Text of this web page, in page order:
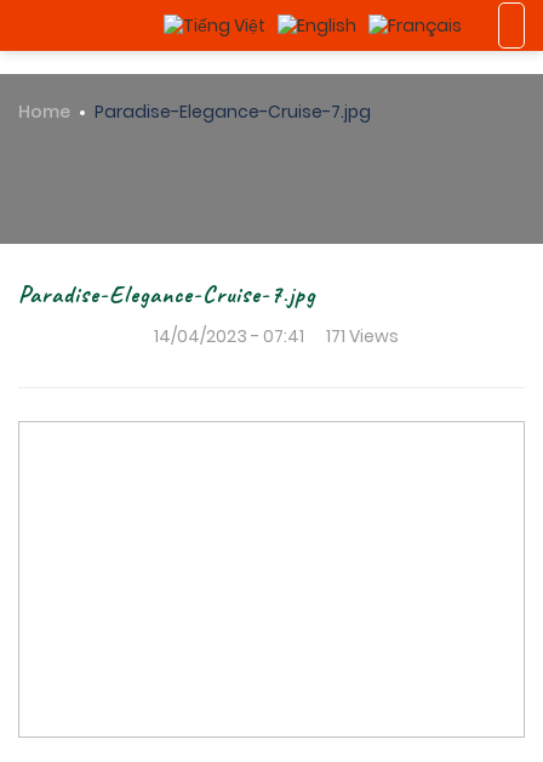
Home Paradise-Elegance-Cruise-7.jpg
Paradise-Elegance-Cruise-7.jpg
14/04/2023 - 07:41 171 Views